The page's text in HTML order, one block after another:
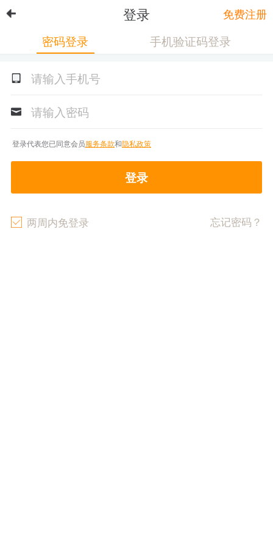
登录 免费注册
密码登录 手机验证码登录
登录代表您已同意会员服务条款和隐私政策
登录
两周内免登录 忘记密码？